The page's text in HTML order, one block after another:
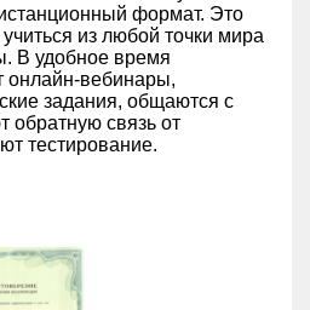
формат. Это
из любой точки мира
В удобное время
онлайн-вебинары,
задания, общаются с
обратную связь от
тестирование.